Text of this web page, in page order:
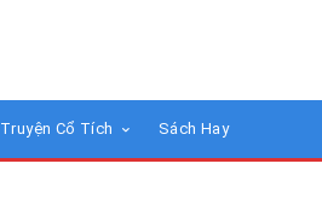
Truyện Cổ Tích Sách Hay